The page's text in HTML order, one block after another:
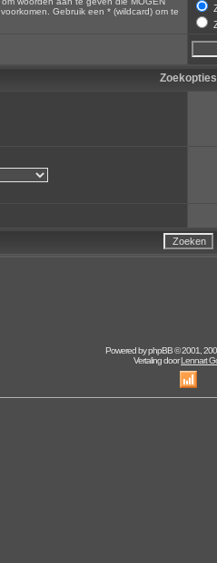
Gebruik een * (wildcard) om te
Zoekopties
Powered byphpBB© 2001,
Vertaling doorLennart